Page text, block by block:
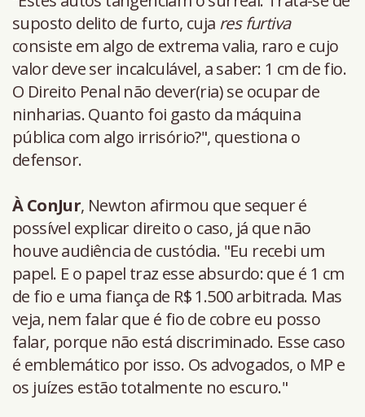
suposto delito de furto, cuja res furtiva
consiste em algo de extrema valia, raro e cujo
valor deve ser incalculável, a saber: 1 cm de fio.
O Direito Penal não dever(ria) se ocupar de
ninharias. Quanto foi gasto da máquina
pública com algo irrisório?", questiona o
defensor.
À ConJur, Newton afirmou que sequer é
possível explicar direito o caso, já que não
houve audiência de custódia. "Eu recebi um
papel. E o papel traz esse absurdo: que é 1 cm
de fio e uma fiança de R$ 1.500 arbitrada. Mas
veja, nem falar que é fio de cobre eu posso
falar, porque não está discriminado. Esse caso
é emblemático por isso. Os advogados, o MP e
os juízes estão totalmente no escuro."